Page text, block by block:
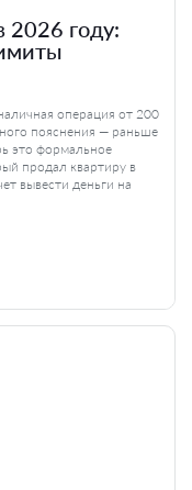
2026 году:
операция от 200
пояснения — раньше
это формальное
продал квартиру в
вывести деньги на